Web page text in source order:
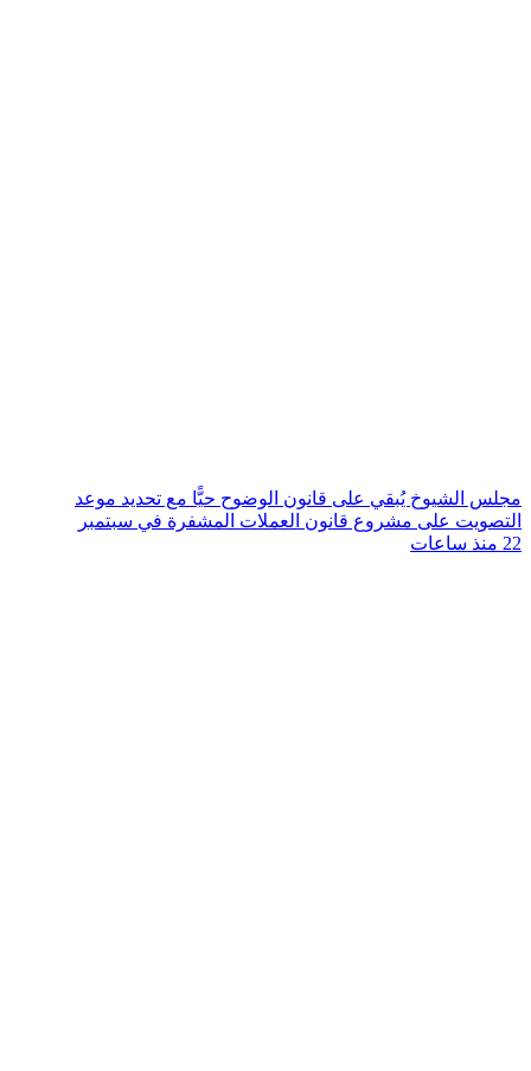
مجلس الشيوخ يُبقي على قانون الوضوح حيًّا مع تحديد موعد
التصويت على مشروع قانون العملات المشفرة في سبتمبر
22 منذ ساعات